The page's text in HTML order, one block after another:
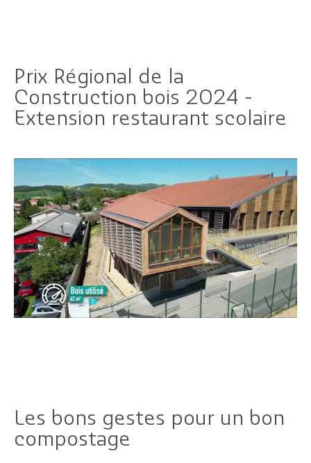
Prix Régional de la
Construction bois 2024 -
Extension restaurant scolaire
Les bons gestes pour un bon
compostage